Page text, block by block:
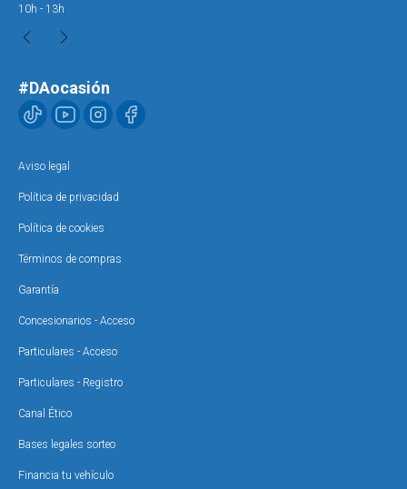
10h - 13h
#DAocasión
Aviso legal
Política de privacidad
Política de cookies
Términos de compras
Garantía
Concesionarios - Acceso
Particulares - Acceso
Particulares - Registro
Canal Ético
Bases legales sorteo
Financia tu vehículo